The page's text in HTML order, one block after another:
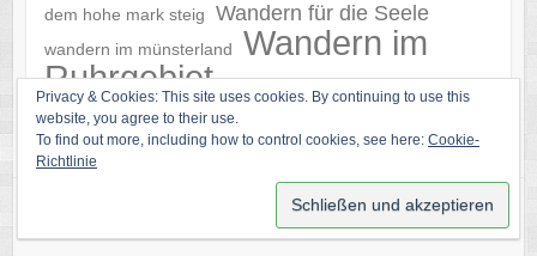
dem hohe mark steig
Wandern für die Seele
wandern im münsterland
Wandern im
Ruhrgebiet
Zeche
Privacy & Cookies: This site uses cookies. By continuing to use this
website, you agree to their use.
To find out more, including how to control cookies, see here: Cookie-
Richtlinie